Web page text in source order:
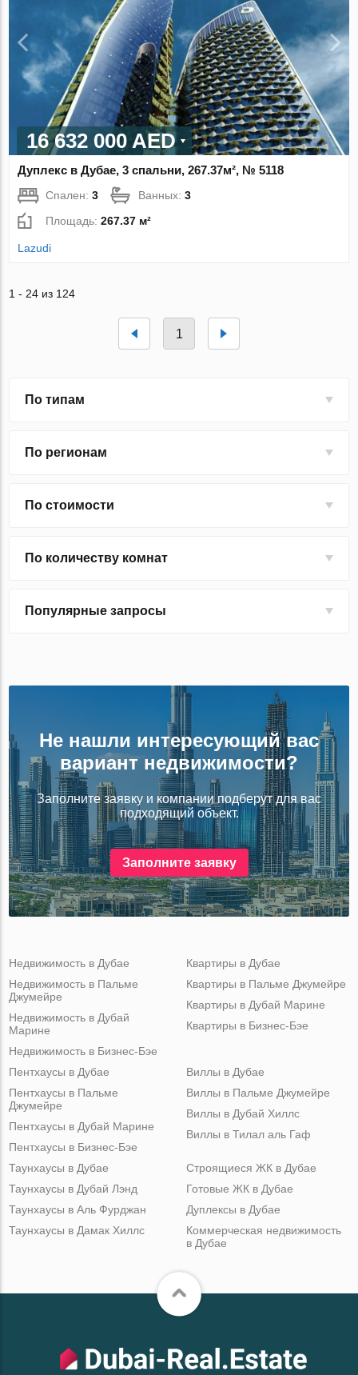
16 632 000 AED
Дуплекс в Дубае, 3 спальни, 267.37м², № 5118
Спален:3 Ванных:3
Площадь:267.37 м²
Lazudi
1 - 24 из 124
1
По типам
По регионам
По стоимости
По количеству комнат
Популярные запросы
Не нашли интересующий вас
вариант недвижимости?
Заполните заявку и компании подберут для вас
подходящий объект.
Заполните заявку
Недвижимость в Дубае
Недвижимость в Пальме
Джумейре
Недвижимость в Дубай
Марине
Недвижимость в Бизнес-Бэе
Квартиры в Дубае
Квартиры в Пальме Джумейре
Квартиры в Дубай Марине
Квартиры в Бизнес-Бэе
Пентхаусы в Дубае
Пентхаусы в Пальме
Джумейре
Пентхаусы в Дубай Марине
Пентхаусы в Бизнес-Бэе
Виллы в Дубае
Виллы в Пальме Джумейре
Виллы в Дубай Хиллс
Виллы в Тилал аль Гаф
Таунхаусы в Дубае
Таунхаусы в Дубай Лэнд
Таунхаусы в Аль Фурджан
Таунхаусы в Дамак Хиллс
Строящиеся ЖК в Дубае
Готовые ЖК в Дубае
Дуплексы в Дубае
Коммерческая недвижимость
в Дубае